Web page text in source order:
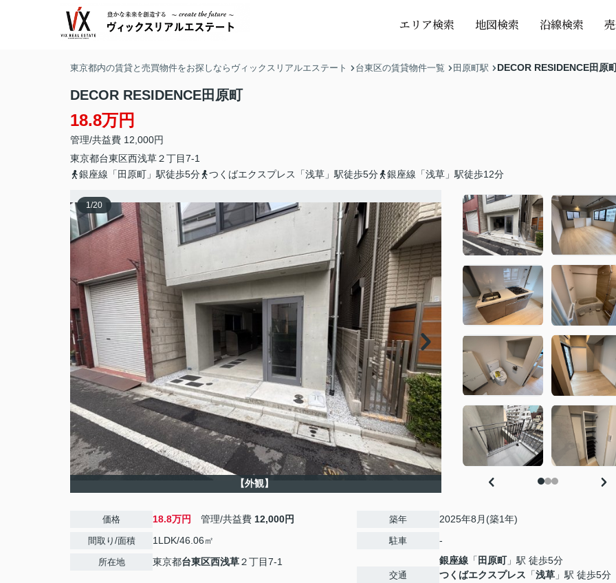
エリア検索 地図検索 沿線検索
東京都内の賃貸と売買物件をお探しならヴィックスリアルエステート 台東区の賃貸物件一覧 田原町駅 DECOR RESIDENCE田原
DECOR RESIDENCE田原町
18.8万円
管理/共益費 12,000円
東京都台東区西浅草２丁目7-1
銀座線「田原町」駅徒歩5分
つくばエクスプレス「浅草」駅徒歩5分 銀座線「浅草」駅徒歩12分
1/20
【外観】
価格 18.8万円 管理/共益費 12,000円
間取り/面積 1LDK/46.06㎡
所在地 東京都台東区西浅草２丁目7-1
築年 2025年8月(築1年)
駐車 -
交通
銀座線 「 田原町」駅 徒歩5分
つくばエクスプレス 「浅草 」駅 徒歩5分